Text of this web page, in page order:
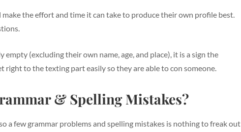
the effort and time it can take to produce their own profile best.
(excluding their own name, age, and place), it is a sign the
to the texting part easily so they are able to con someone.
& Spelling Mistakes?
a few grammar problems and spelling mistakes is nothing to freak out